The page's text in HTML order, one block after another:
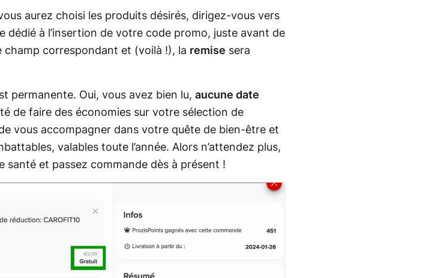
aurez choisi les produits désirés, dirigez-vous vers
dédié à l’insertion de votre code promo, juste avant de
champ correspondant et (voilà !), la remise sera
permanente. Oui, vous avez bien lu, aucune date
de faire des économies sur votre sélection de
vous accompagner dans votre quête de bien-être et
valables toute l’année. Alors n’attendez plus,
santé et passez commande dès à présent !